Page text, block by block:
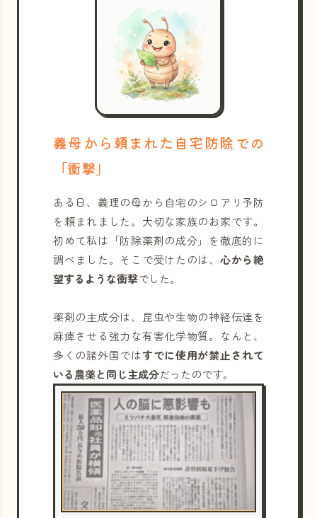
義母から頼まれた自宅防除での
「衝撃」
ある日、義理の母から自宅のシロアリ予防
を頼まれました。大切な家族のお家です。
初めて私は「防除薬剤の成分」を徹底的に
調べました。そこで受けたのは、 心から絶
望するような衝撃でした。
薬剤の主成分は、昆虫や生物の神経伝達を
麻痺させる強力な有害化学物質。なんと、
多くの諸外国ではすでに使用が禁止されて
いる農薬と同じ主成分だったのです。